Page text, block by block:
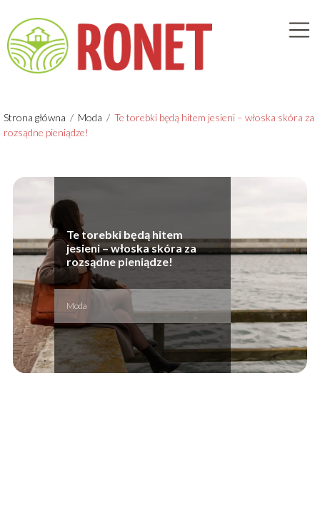
Strona główna / Moda / Te torebki będą hitem jesieni – włoska skóra za
rozsądne pieniądze!
Te torebki będą hitem
jesieni – włoska skóra za
rozsądne pieniądze!
Moda